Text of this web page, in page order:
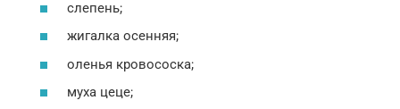
слепень;
жигалка осенняя;
оленья кровососка;
муха цеце;